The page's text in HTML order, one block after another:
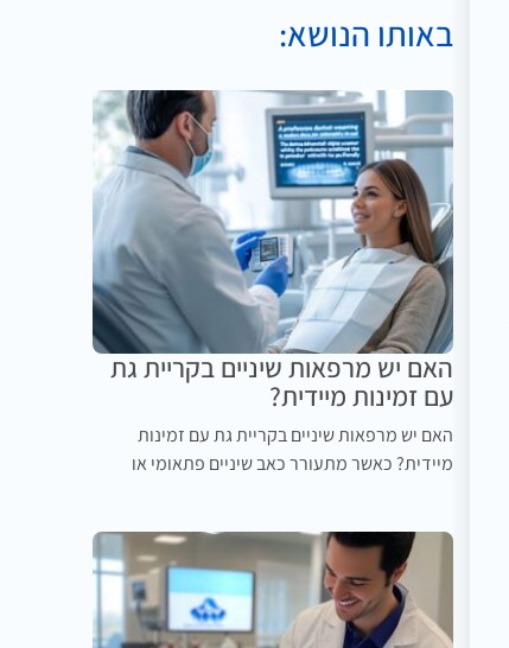
באותו הנושא:
האם יש מרפאות שיניים בקריית גת
עם זמינות מיידית?
האם יש מרפאות שיניים בקריית גת עם זמינות
מיידית? כאשר מתעורר כאב שיניים פתאומי או